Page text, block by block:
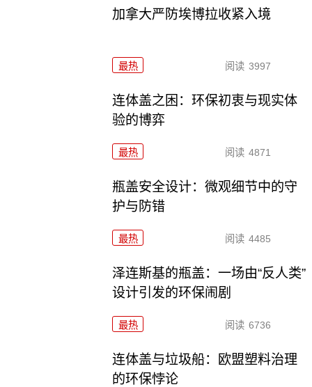
加拿大严防埃博拉收紧入境
最热 阅读 3997
连体盖之困：环保初衷与现实体
验的博弈
最热 阅读 4871
瓶盖安全设计：微观细节中的守
护与防错
最热 阅读 4485
泽连斯基的瓶盖：一场由“反人类”
设计引发的环保闹剧
最热 阅读 6736
连体盖与垃圾船：欧盟塑料治理
的环保悖论